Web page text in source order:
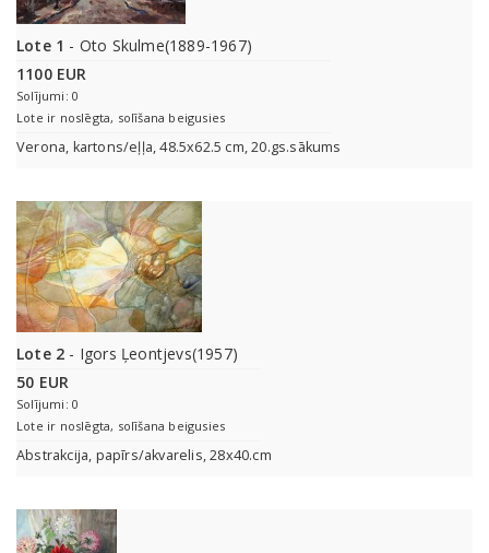
Lote 1 - Oto Skulme(1889-1967)
1100 EUR
Solījumi: 0
Lote ir noslēgta, solīšana beigusies
Verona, kartons/eļļa, 48.5x62.5 cm, 20.gs.sākums
Lote 2 - Igors Ļeontjevs(1957)
50 EUR
Solījumi: 0
Lote ir noslēgta, solīšana beigusies
Abstrakcija, papīrs/akvarelis, 28x40.cm